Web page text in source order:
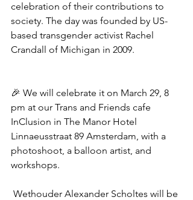
celebration of their contributions to
society. The day was founded by US-
based transgender activist Rachel
Crandall of Michigan in 2009.
🎉 We will celebrate it on March 29, 8
pm at our Trans and Friends cafe
InClusion in The Manor Hotel
Linnaeusstraat 89 Amsterdam, with a
photoshoot, a balloon artist, and
workshops.